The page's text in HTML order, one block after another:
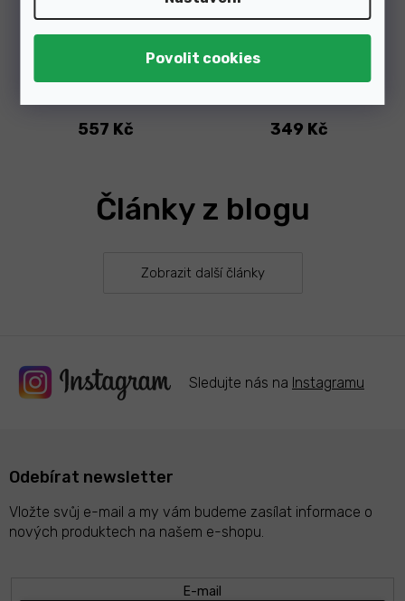
Skladem v e-shopu
557 Kč
Skladem v e-shopu
349 Kč
Články z blogu
Zobrazit další články
Sledujte nás na Instagramu
Odebírat newsletter
Vložte svůj e-mail a my vám budeme zasílat informace o
nových produktech na našem e-shopu.
E-mail